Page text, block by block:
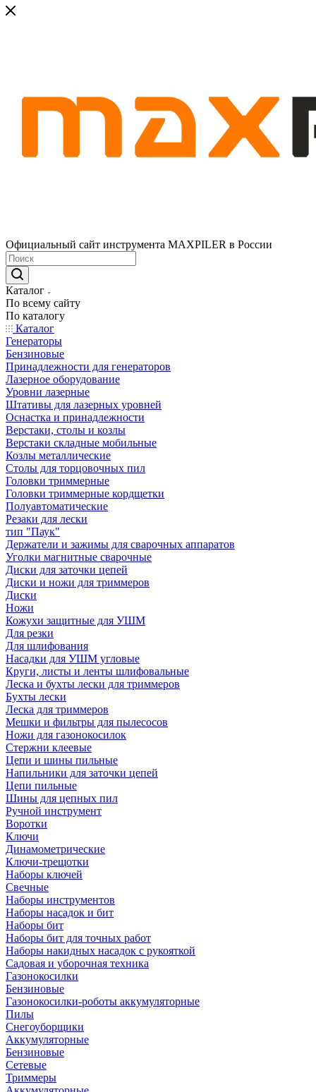
Официальный сайт инструмента MAXPILER в России
Каталог
По всему сайту
По каталогу
Каталог
Генераторы
Бензиновые
Принадлежности для генераторов
Лазерное оборудование
Уровни лазерные
Штативы для лазерных уровней
Оснастка и принадлежности
Верстаки, столы и козлы
Верстаки складные мобильные
Козлы металлические
Столы для торцовочных пил
Головки триммерные
Головки триммерные кордщетки
Полуавтоматические
Резаки для лески
тип "Паук"
Держатели и зажимы для сварочных аппаратов
Уголки магнитные сварочные
Диски для заточки цепей
Диски и ножи для триммеров
Диски
Ножи
Кожухи защитные для УШМ
Для резки
Для шлифования
Насадки для УШМ угловые
Круги, листы и ленты шлифовальные
Леска и бухты лески для триммеров
Бухты лески
Леска для триммеров
Мешки и фильтры для пылесосов
Ножи для газонокосилок
Стержни клеевые
Цепи и шины пильные
Напильники для заточки цепей
Цепи пильные
Шины для цепных пил
Ручной инструмент
Воротки
Ключи
Динамометрические
Ключи-трещотки
Наборы ключей
Свечные
Наборы инструментов
Наборы насадок и бит
Наборы бит
Наборы бит для точных работ
Наборы накидных насадок с рукояткой
Садовая и уборочная техника
Газонокосилки
Бензиновые
Газонокосилки-роботы аккумуляторные
Пилы
Снегоуборщики
Аккумуляторные
Бензиновые
Сетевые
Триммеры